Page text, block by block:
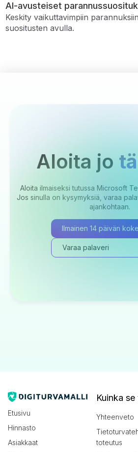
AI-avusteiset
Keskity vaikuttavimpiin
suositusten avulla.
Aloita jo
Aloita ilmaiseksi tutussa Microsoft
Jos sinulla on kysymyksiä, varaa
ajankohtaan.
Ilmainen 14 päivän
Varaa palaveri
Etusivu
Hinnasto
Asiakkaat
Kuinka se
Yhteenveto
toteutus